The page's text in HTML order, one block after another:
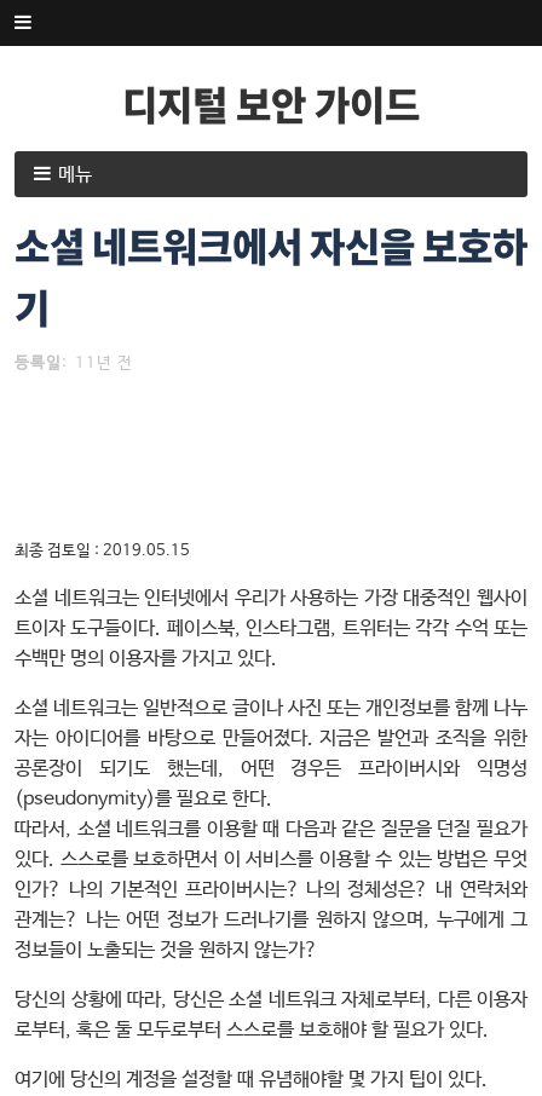
내
용
뛰
기
디지털 보안 가이드
용
으
로
너
기
메뉴
소셜 네트워크에서 자신을 보호하
기
등록일 : 11년 전
최종 검토일 : 2019.05.15
소셜 네트워크는 인터넷에서 우리가 사용하는 가장 대중적인 웹사이
트이자 도구들이다. 페이스북, 인스타그램, 트위터는 각각 수억 또는
수백만 명의 이용자를 가지고 있다.
소셜 네트워크는 일반적으로 글이나 사진 또는 개인정보를 함께 나누
자는 아이디어를 바탕으로 만들어졌다. 지금은 발언과 조직을 위한
공론장이 되기도 했는데, 어떤 경우든 프라이버시와 익명성
(pseudonymity)를 필요로 한다.
따라서, 소셜 네트워크를 이용할 때 다음과 같은 질문을 던질 필요가
있다. 스스로를 보호하면서 이 서비스를 이용할 수 있는 방법은 무엇
인가? 나의 기본적인 프라이버시는? 나의 정체성은? 내 연락처와
관계는? 나는 어떤 정보가 드러나기를 원하지 않으며, 누구에게 그
정보들이 노출되는 것을 원하지 않는가?
당신의 상황에 따라, 당신은 소셜 네트워크 자체로부터, 다른 이용자
로부터, 혹은 둘 모두로부터 스스로를 보호해야 할 필요가 있다.
여기에 당신의 계정을 설정할 때 유념해야할 몇 가지 팁이 있다.